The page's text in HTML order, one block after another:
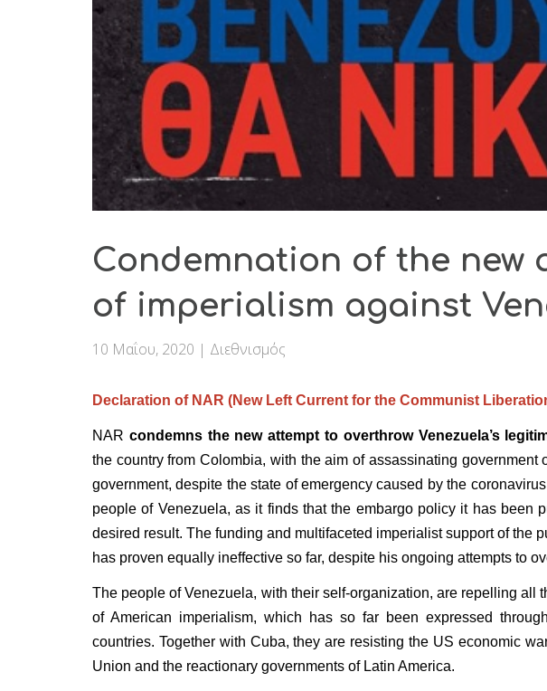
Condemnation of the new
of imperialism against
10 Μαΐου, 2020 | Διεθνισμός
Declaration of NAR (New Left Current for the Communist
NAR condemns the new attempt to overthrow Venezuela’s
the country from Colombia, with the aim of assassinating
government, despite the state of emergency caused by the
people of Venezuela, as it finds that the embargo policy it has been
desired result. The funding and multifaceted imperialist support of the
has proven equally ineffective so far, despite his ongoing attempts to
The people of Venezuela, with their self-organization, are repelling all
of American imperialism, which has so far been expressed
countries. Together with Cuba, they are resisting the US economic
Union and the reactionary governments of Latin America.